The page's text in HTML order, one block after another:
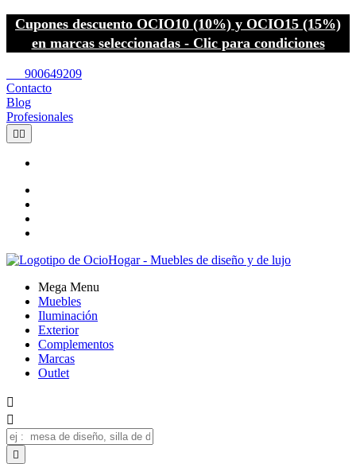
Cupones descuento OCIO10 (10%) y OCIO15 (15%)
en marcas seleccionadas - Clic para condiciones
900649209
Contacto
Blog
Profesionales
 
Mega Menu
Muebles
Iluminación
Exterior
Complementos
Marcas
Outlet


